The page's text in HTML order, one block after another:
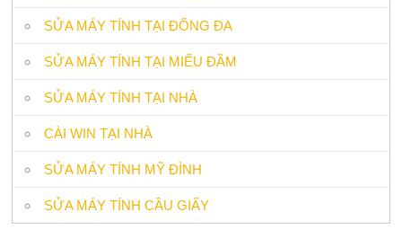
SỬA MÁY TÍNH TẠI ĐỐNG ĐA
SỬA MÁY TÍNH TẠI MIẾU ĐẦM
SỬA MÁY TÍNH TẠI NHÀ
CÀI WIN TẠI NHÀ
SỬA MÁY TÍNH MỸ ĐÌNH
SỬA MÁY TÍNH CẦU GIẤY